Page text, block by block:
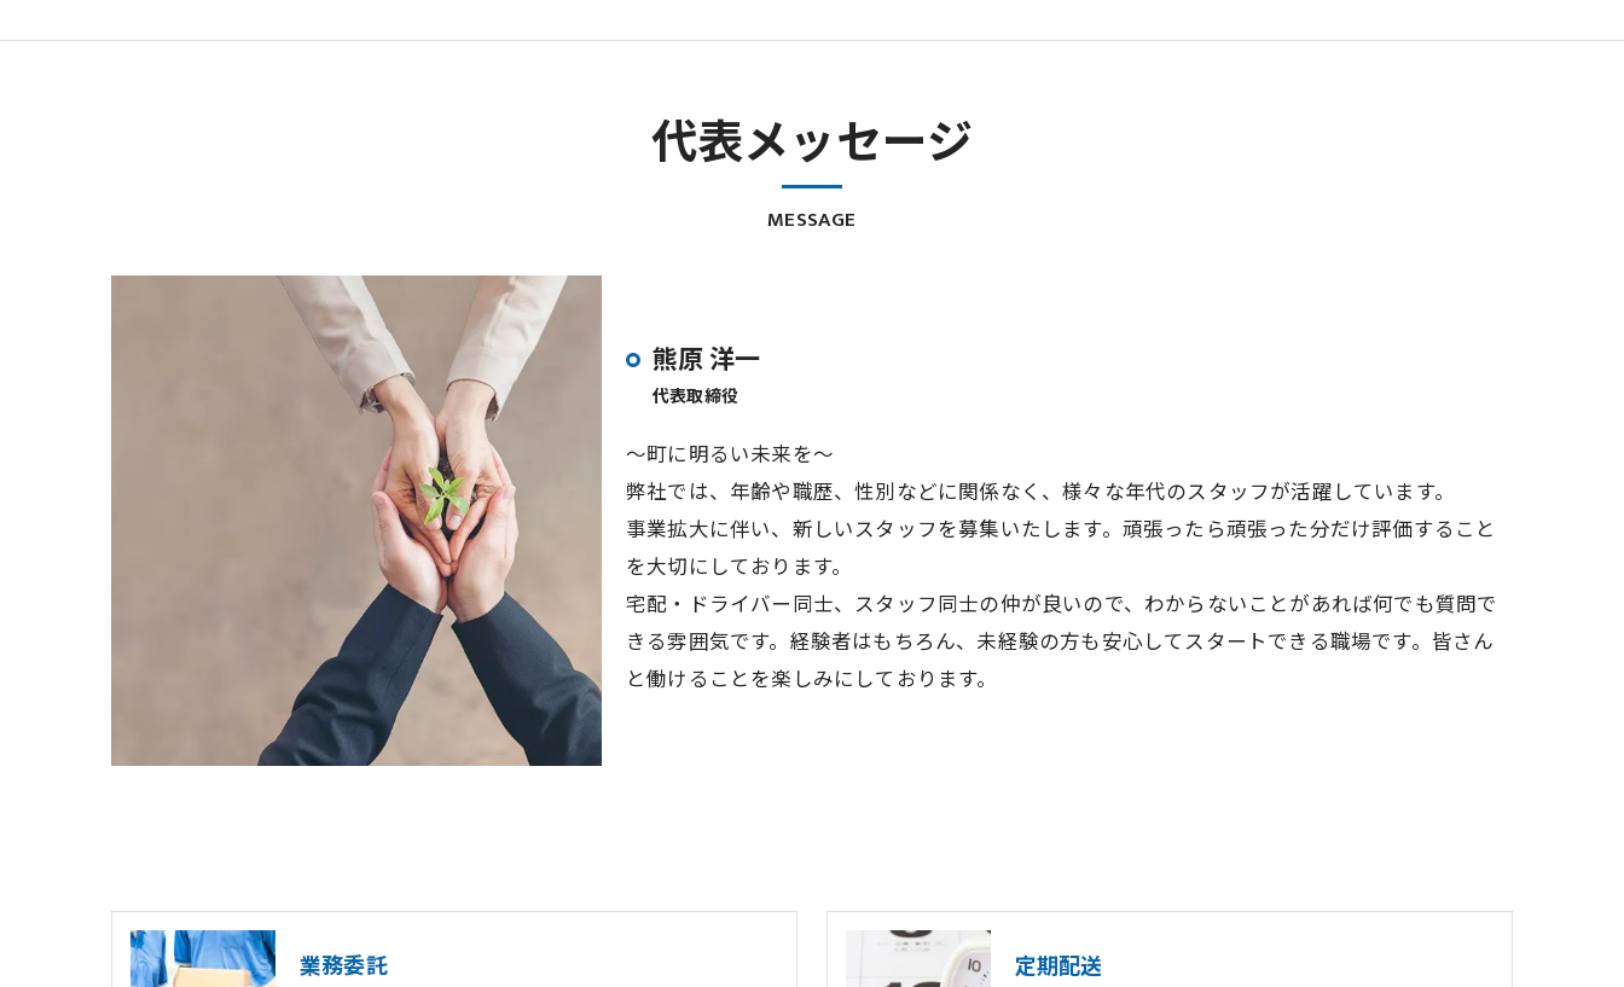
代表メッセージ
MESSAGE
熊原 洋一
代表取締役
～町に明るい未来を～
弊社では、年齢や職歴、性別などに関係なく、様々な年代のスタッフが活躍しています。
事業拡大に伴い、新しいスタッフを募集いたします。頑張ったら頑張った分だけ評価すること
を大切にしております。
宅配・ドライバー同士、スタッフ同士の仲が良いので、わからないことがあれば何でも質問で
きる雰囲気です。経験者はもちろん、未経験の方も安心してスタートできる職場です。皆さん
と働けることを楽しみにしております。
業務委託 定期配送